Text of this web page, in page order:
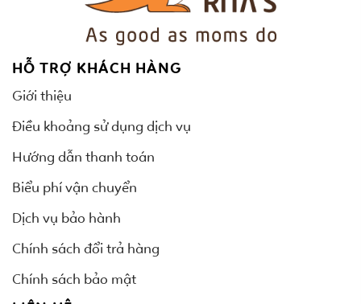
HỖ TRỢ KHÁCH HÀNG
Giới thiệu
Điều khoảng sử dụng dịch vụ
Hướng dẫn thanh toán
Biểu phí vận chuyển
Dịch vụ bảo hành
Chính sách đổi trả hàng
Chính sách bảo mật